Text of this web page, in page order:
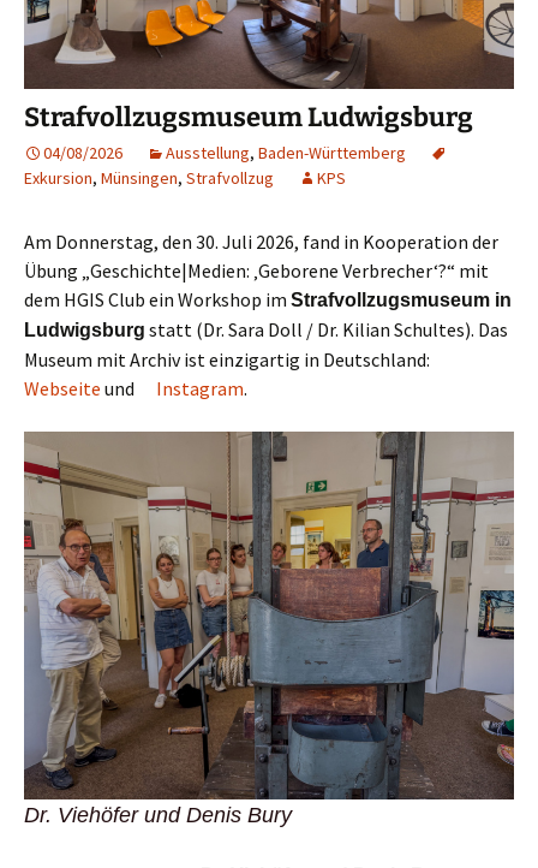
Strafvollzugsmuseum Ludwigsburg
04/08/2026 Ausstellung, Baden-Württemberg
Exkursion, Münsingen, Strafvollzug KPS
Am Donnerstag, den 30. Juli 2026, fand in Kooperation der
Übung „Geschichte|Medien: ‚Geborene Verbrecher‘?“ mit
dem HGIS Club ein Workshop im Strafvollzugsmuseum in
Ludwigsburg statt (Dr. Sara Doll / Dr. Kilian Schultes). Das
Museum mit Archiv ist einzigartig in Deutschland:
Webseite und Instagram.
Dr. Viehöfer und Denis Bury